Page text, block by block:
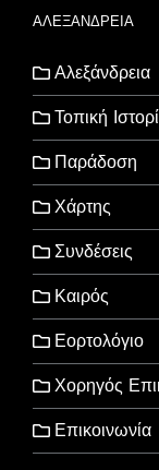
ΑΛΕΞΑΝΔΡΕΙΑ
Αλεξάνδρεια
Τοπική
Παράδοση
Χάρτης
Συνδέσεις
Καιρός
Εορτολόγιο
Χορηγός
Επικοινωνία